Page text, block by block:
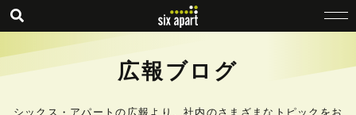
広報ブログ
シックス・アパートの広報より、社内のさまざまなトピックをお